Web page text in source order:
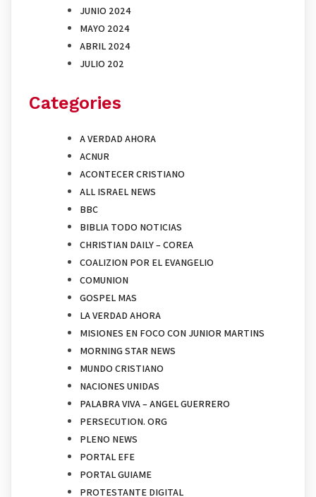
JUNIO 2024
MAYO 2024
ABRIL 2024
JULIO 202
Categories
A VERDAD AHORA
ACNUR
ACONTECER CRISTIANO
ALL ISRAEL NEWS
BBC
BIBLIA TODO NOTICIAS
CHRISTIAN DAILY – COREA
COALIZION POR EL EVANGELIO
COMUNION
GOSPEL MAS
LA VERDAD AHORA
MISIONES EN FOCO CON JUNIOR MARTINS
MORNING STAR NEWS
MUNDO CRISTIANO
NACIONES UNIDAS
PALABRA VIVA – ANGEL GUERRERO
PERSECUTION. ORG
PLENO NEWS
PORTAL EFE
PORTAL GUIAME
PROTESTANTE DIGITAL